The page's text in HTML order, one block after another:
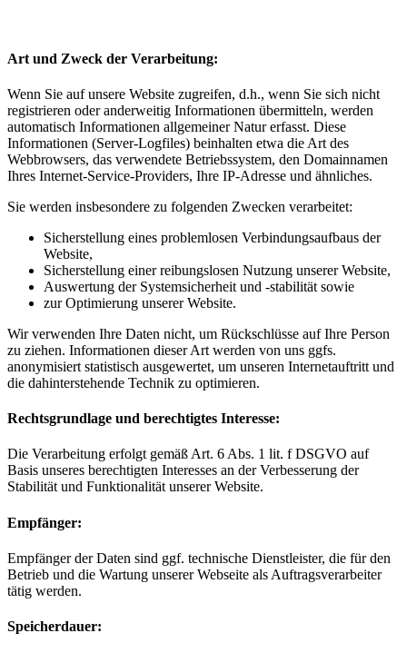
Art und Zweck der Verarbeitung:
Wenn Sie auf unsere Website zugreifen, d.h., wenn Sie sich nicht
registrieren oder anderweitig Informationen übermitteln, werden
automatisch Informationen allgemeiner Natur erfasst. Diese
Informationen (Server-Logfiles) beinhalten etwa die Art des
Webbrowsers, das verwendete Betriebssystem, den Domainnamen
Ihres Internet-Service-Providers, Ihre IP-Adresse und ähnliches.
Sie werden insbesondere zu folgenden Zwecken verarbeitet:
Sicherstellung eines problemlosen Verbindungsaufbaus der
Website,
Sicherstellung einer reibungslosen Nutzung unserer Website,
Auswertung der Systemsicherheit und -stabilität sowie
zur Optimierung unserer Website.
Wir verwenden Ihre Daten nicht, um Rückschlüsse auf Ihre Person
zu ziehen. Informationen dieser Art werden von uns ggfs.
anonymisiert statistisch ausgewertet, um unseren Internetauftritt und
die dahinterstehende Technik zu optimieren.
Rechtsgrundlage und berechtigtes Interesse:
Die Verarbeitung erfolgt gemäß Art. 6 Abs. 1 lit. f DSGVO auf
Basis unseres berechtigten Interesses an der Verbesserung der
Stabilität und Funktionalität unserer Website.
Empfänger:
Empfänger der Daten sind ggf. technische Dienstleister, die für den
Betrieb und die Wartung unserer Webseite als Auftragsverarbeiter
tätig werden.
Speicherdauer: